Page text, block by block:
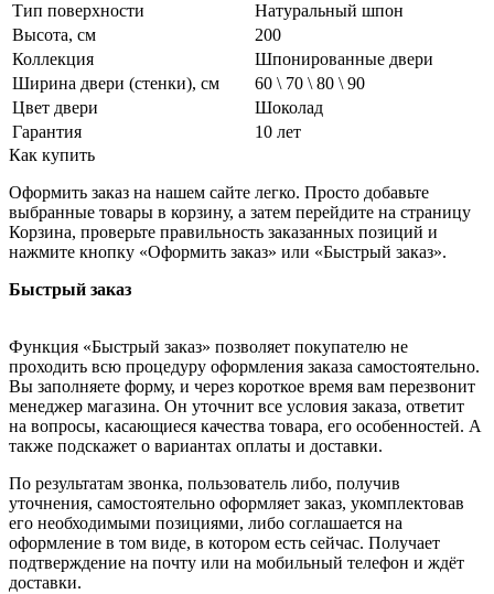
Тип поверхности
Натуральный шпон
Высота, см
200
Коллекция
Шпонированные двери
Ширина двери (стенки), см
60 \ 70 \ 80 \ 90
Цвет двери
Шоколад
Гарантия
10 лет
Как купить
Оформить заказ на нашем сайте легко. Просто добавьте
выбранные товары в корзину, а затем перейдите на страницу
Корзина, проверьте правильность заказанных позиций и
нажмите кнопку «Оформить заказ» или «Быстрый заказ».
Быстрый заказ
Функция «Быстрый заказ» позволяет покупателю не
проходить всю процедуру оформления заказа самостоятельно.
Вы заполняете форму, и через короткое время вам перезвонит
менеджер магазина. Он уточнит все условия заказа, ответит
на вопросы, касающиеся качества товара, его особенностей. А
также подскажет о вариантах оплаты и доставки.
По результатам звонка, пользователь либо, получив
уточнения, самостоятельно оформляет заказ, укомплектовав
его необходимыми позициями, либо соглашается на
оформление в том виде, в котором есть сейчас. Получает
подтверждение на почту или на мобильный телефон и ждёт
доставки.